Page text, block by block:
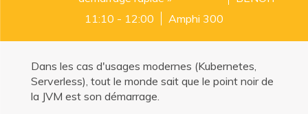
11:10 - 12:00
Amphi 300
Dans les cas d'usages modernes (Kubernetes,
Serverless), tout le monde sait que le point noir de
la JVM est son démarrage.